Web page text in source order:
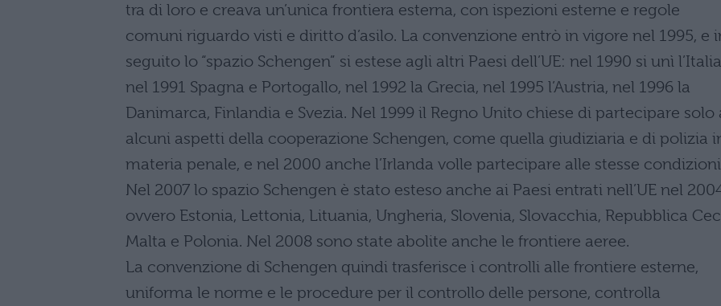
tra di loro e creava un’unica frontiera esterna, con ispezioni esterne e regole
comuni riguardo visti e diritto d’asilo. La convenzione entrò in vigore nel 1995, e
seguito lo “spazio Schengen” si estese agli altri Paesi dell’UE: nel 1990 si unì
nel 1991 Spagna e Portogallo, nel 1992 la Grecia, nel 1995 l’Austria, nel 1996 la
Danimarca, Finlandia e Svezia. Nel 1999 il Regno Unito chiese di partecipare solo
alcuni aspetti della cooperazione Schengen, come quella giudiziaria e di polizia
materia penale, e nel 2000 anche l’Irlanda volle partecipare alle stesse
Nel 2007 lo spazio Schengen è stato esteso anche ai Paesi entrati nell’UE nel
ovvero Estonia, Lettonia, Lituania, Ungheria, Slovenia, Slovacchia, Repubblica
Malta e Polonia. Nel 2008 sono state abolite anche le frontiere aeree.
La convenzione di Schengen quindi trasferisce i controlli alle frontiere esterne,
uniforma le norme e le procedure per il controllo delle persone, controlla